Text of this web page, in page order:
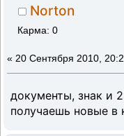
Norton
Карма: 0
« 20 Сентября 2010,
документы, знак и
получаешь новые в